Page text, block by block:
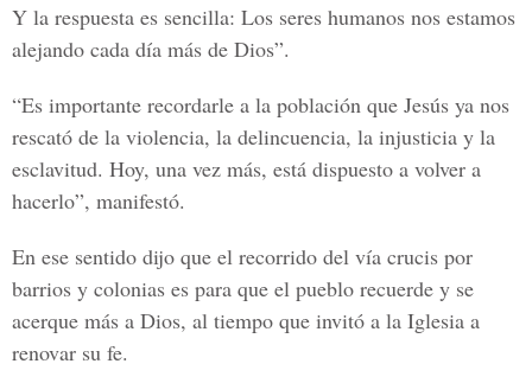
Y la respuesta es sencilla: Los seres humanos nos estamos
alejando cada día más de Dios”.
“Es importante recordarle a la población que Jesús ya nos
rescató de la violencia, la delincuencia, la injusticia y la
esclavitud. Hoy, una vez más, está dispuesto a volver a
hacerlo”, manifestó.
En ese sentido dijo que el recorrido del vía crucis por
barrios y colonias es para que el pueblo recuerde y se
acerque más a Dios, al tiempo que invitó a la Iglesia a
renovar su fe.